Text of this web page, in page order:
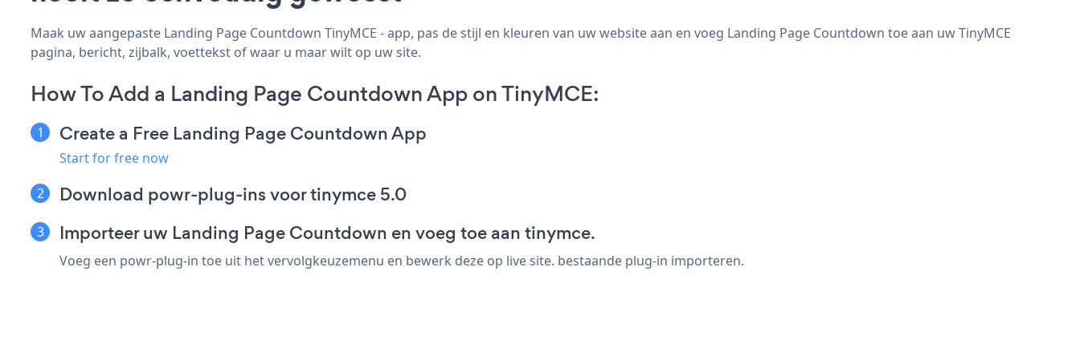
Maak uw aangepaste Landing Page Countdown TinyMCE - app, pas de stijl en kleuren van uw website aan en voeg Landing Page Countdown toe aan uw TinyMCE
pagina, bericht, zijbalk, voettekst of waar u maar wilt op uw site.
How To Add a Landing Page Countdown App on TinyMCE:
Create a Free Landing Page Countdown App
Start for free now
Download powr-plug-ins voor tinymce 5.0
Importeer uw Landing Page Countdown en voeg toe aan tinymce.
Voeg een powr-plug-in toe uit het vervolgkeuzemenu en bewerk deze op live site. bestaande plug-in importeren.